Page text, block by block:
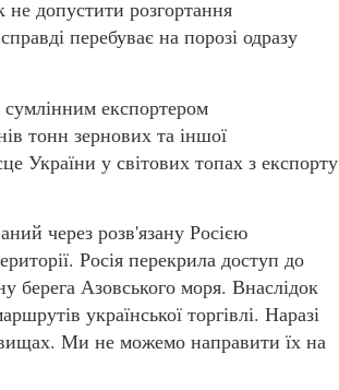
допустити розгортання
перебуває на порозі одразу
експортером
тонн зернових та іншої
України у світових топах з експорту
через розв'язану Росією
Росія перекрила доступ до
Азовського моря. Внаслідок
української торгівлі. Наразі
Ми не можемо направити їх на